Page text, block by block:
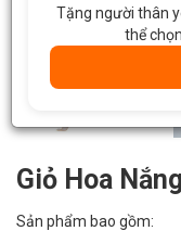
Giỏ Hoa
Sản phẩm bao gồm:
Tặng người thân
thể